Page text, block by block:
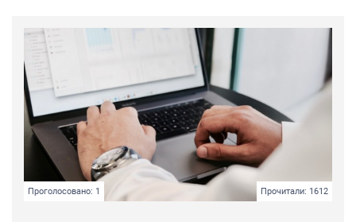
Проголосовано: 1 Прочитали: 1612